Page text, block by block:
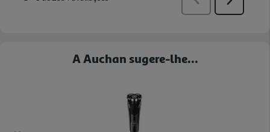
A Auchan sugere-lhe...